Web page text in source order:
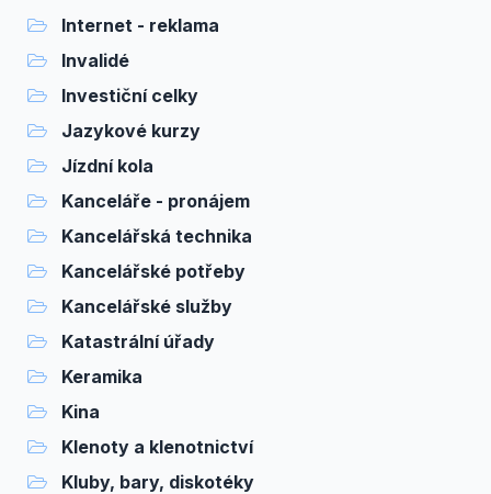
Internet - reklama
Invalidé
Investiční celky
Jazykové kurzy
Jízdní kola
Kanceláře - pronájem
Kancelářská technika
Kancelářské potřeby
Kancelářské služby
Katastrální úřady
Keramika
Kina
Klenoty a klenotnictví
Kluby, bary, diskotéky